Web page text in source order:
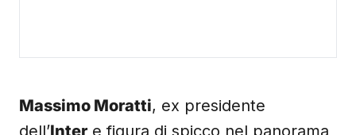
Massimo Moratti, ex presidente
dell’Inter e figura di spicco nel panorama